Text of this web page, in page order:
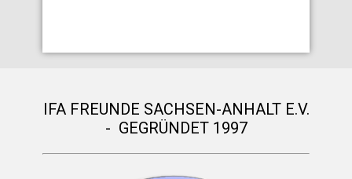
IFA FREUNDE SACHSEN-ANHALT E.V.
- GEGRÜNDET 1997